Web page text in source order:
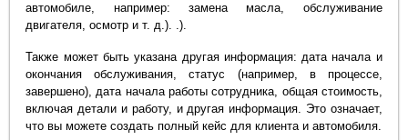
автомобиле, например: замена масла, обслуживание
двигателя, осмотр и т. д.). .).
Также может быть указана другая информация: дата начала и
окончания обслуживания, статус (например, в процессе,
завершено), дата начала работы сотрудника, общая стоимость,
включая детали и работу, и другая информация. Это означает,
что вы можете создать полный кейс для клиента и автомобиля.